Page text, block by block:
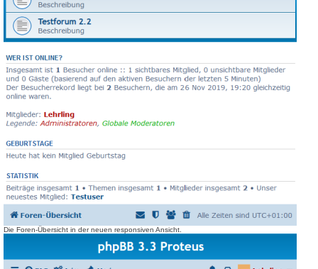
Die Foren-Übersicht in der neuen responsiven Ansicht.